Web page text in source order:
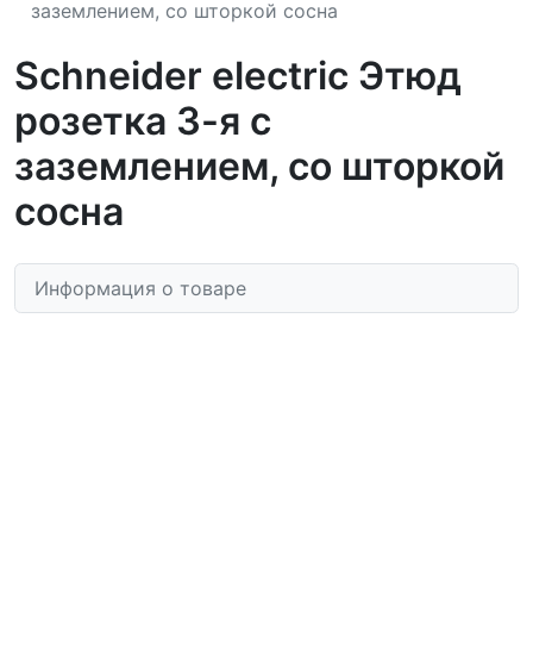
заземлением, со шторкой сосна
Schneider electric Этюд
розетка 3-я с
заземлением, со шторкой
сосна
Информация о товаре